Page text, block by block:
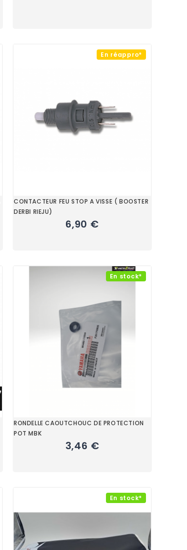
En réappro*
CONTACTEUR FEU STOP A VISSE ( BOOSTER
DERBI RIEJU)
6,90 €
En stock*
RONDELLE CAOUTCHOUC DE PROTECTION
POT MBK
3,46 €
En stock*